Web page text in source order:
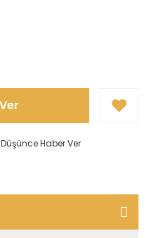
Düşünce Haber Ver